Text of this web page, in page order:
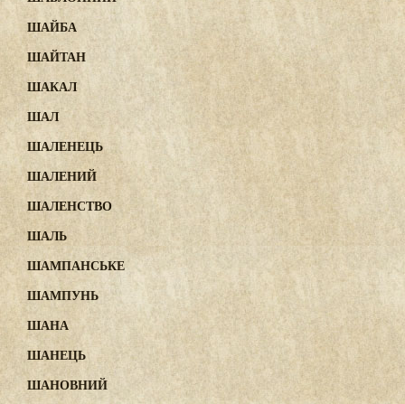
ШАЙБА
ШАЙТАН
ШАКАЛ
ШАЛ
ШАЛЕНЕЦЬ
ШАЛЕНИЙ
ШАЛЕНСТВО
ШАЛЬ
ШАМПАНСЬКЕ
ШАМПУНЬ
ШАНА
ШАНЕЦЬ
ШАНОВНИЙ